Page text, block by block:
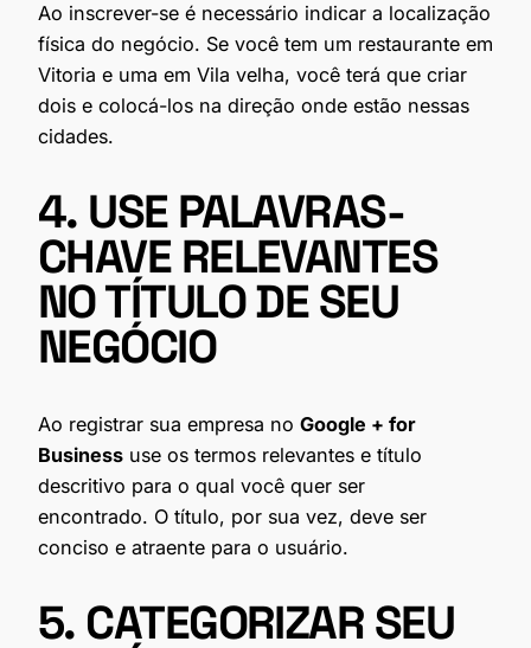
Ao inscrever-se é necessário indicar a localização
física do negócio. Se você tem um restaurante em
Vitoria e uma em Vila velha, você terá que criar
dois e colocá-los na direção onde estão nessas
cidades.
4. USE PALAVRAS-
CHAVE RELEVANTES
NO TÍTULO DE SEU
NEGÓCIO
Ao registrar sua empresa no Google + for
Business use os termos relevantes e título
descritivo para o qual você quer ser
encontrado. O título, por sua vez, deve ser
conciso e atraente para o usuário.
5. CATEGORIZAR SEU